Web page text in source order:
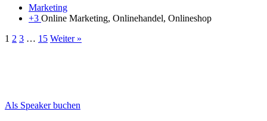
Marketing
+3 Online Marketing, Onlinehandel, Onlineshop
1 2 3 … 15 Weiter »
Als Speaker buchen